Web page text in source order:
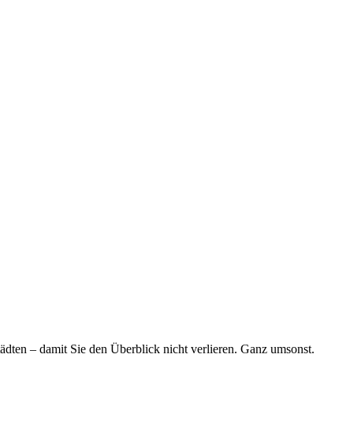
– damit Sie den Überblick nicht verlieren. Ganz umsonst.